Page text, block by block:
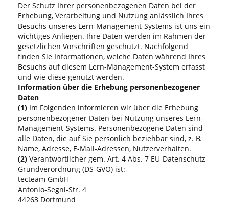
Der Schutz Ihrer personenbezogenen Daten bei der
Erhebung, Verarbeitung und Nutzung anlässlich Ihres
Besuchs unseres Lern-Management-Systems ist uns ein
wichtiges Anliegen. Ihre Daten werden im Rahmen der
gesetzlichen Vorschriften geschützt. Nachfolgend
finden Sie Informationen, welche Daten während Ihres
Besuchs auf diesem Lern-Management-System erfasst
und wie diese genutzt werden.
Information über die Erhebung personenbezogener
Daten
(1) Im Folgenden informieren wir über die Erhebung
personenbezogener Daten bei Nutzung unseres Lern-
Management-Systems. Personenbezogene Daten sind
alle Daten, die auf Sie persönlich beziehbar sind, z. B.
Name, Adresse, E-Mail-Adressen, Nutzerverhalten.
(2) Verantwortlicher gem. Art. 4 Abs. 7 EU-Datenschutz-
Grundverordnung (DS-GVO) ist:
tecteam GmbH
Antonio-Segni-Str. 4
44263 Dortmund